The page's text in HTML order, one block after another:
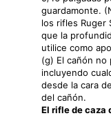
guardamonte.
los rifles Ruger
que la
utilice como
(g) El cañón no
incluyendo
desde la cara
del cañón.
El rifle de caza